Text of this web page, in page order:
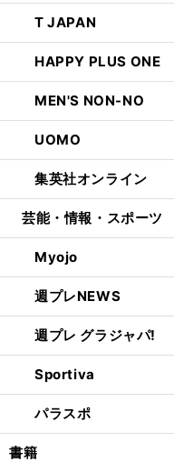
T JAPAN
HAPPY PLUS ONE
MEN'S NON-NO
UOMO
集英社オンライン
芸能・情報・スポーツ
Myojo
週プレNEWS
週プレ グラジャパ!
Sportiva
パラスポ
書籍